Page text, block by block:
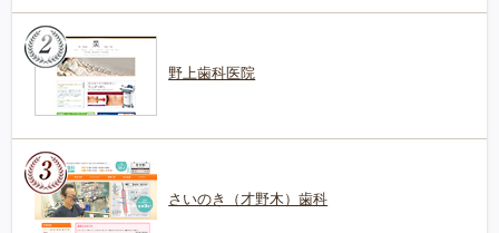
野上歯科医院
さいのき（才野木）歯科